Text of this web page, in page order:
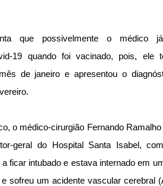
que possivelmente o médico
19 quando foi vacinado, pois, ele
de janeiro e apresentou o
o médico-cirurgião Fernando
geral do Hospital Santa Isabel,
ficar intubado e estava internado em
sofreu um acidente vascular cerebral